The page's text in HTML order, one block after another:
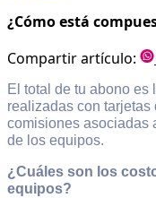
¿Cómo está
Compartir artículo:
El total de tu abono es
realizadas con
comisiones asociadas
de los equipos.
¿Cuáles son los
equipos?